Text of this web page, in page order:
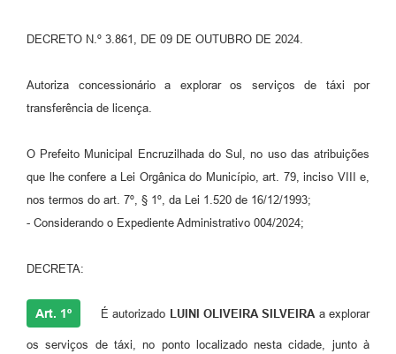
Contato
Relação de Medicamentos
Relatório Ouvidoria 2021
Negócios
DECRETO N.º 3.861, DE 09 DE OUTUBRO DE 2024.
Autoriza concessionário a explorar os serviços de táxi por
transferência de licença.
O Prefeito Municipal Encruzilhada do Sul, no uso das atribuições
que lhe confere a Lei Orgânica do Município, art. 79, inciso VIII e,
nos termos do art. 7º, § 1º, da Lei 1.520 de 16/12/1993;
- Considerando o Expediente Administrativo 004/2024;
DECRETA:
Art. 1º É autorizado LUINI OLIVEIRA SILVEIRA a explorar
os serviços de táxi, no ponto localizado nesta cidade, junto à